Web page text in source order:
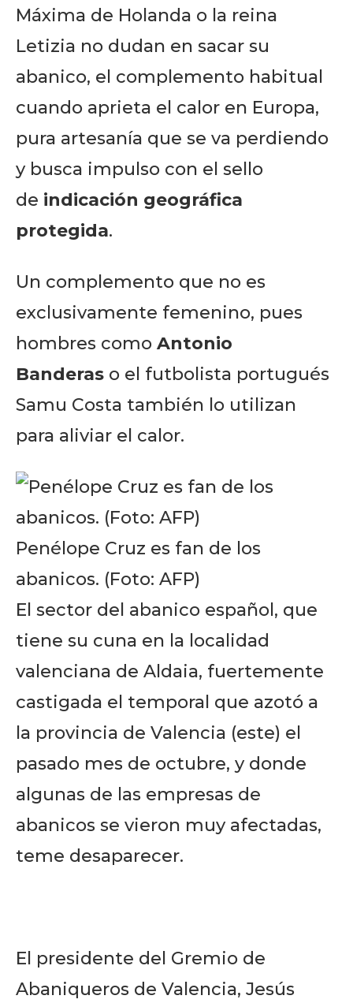
Máxima de Holanda o la reina
Letizia no dudan en sacar su
abanico, el complemento habitual
cuando aprieta el calor en Europa,
pura artesanía que se va perdiendo
y busca impulso con el sello
de indicación geográfica
protegida.
Un complemento que no es
exclusivamente femenino, pues
hombres como Antonio
Banderas o el futbolista portugués
Samu Costa también lo utilizan
para aliviar el calor.
Penélope Cruz es fan de los
abanicos. (Foto: AFP)
El sector del abanico español, que
tiene su cuna en la localidad
valenciana de Aldaia, fuertemente
castigada el temporal que azotó a
la provincia de Valencia (este) el
pasado mes de octubre, y donde
algunas de las empresas de
abanicos se vieron muy afectadas,
teme desaparecer.
El presidente del Gremio de
Abaniqueros de Valencia, Jesús